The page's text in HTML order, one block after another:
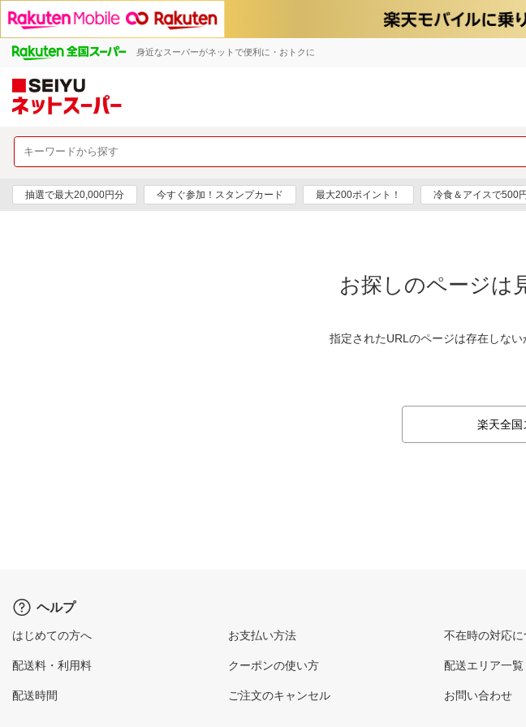
身近なスーパーがネットで便利に・おトクに
抽選で最大20,000円分 今すぐ参加！スタンプカード 最大200ポイント！ 冷食＆アイスで500
お探しのページは
指定されたURLのページは存在しな
楽天全国
ヘルプ
はじめての方へ
配送料・利用料
配送時間
お支払い方法
クーポンの使い方
ご注文のキャンセル
不在時の対応に
配送エリア一覧
お問い合わせ